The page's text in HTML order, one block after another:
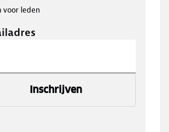
voor leden
Inschrijven